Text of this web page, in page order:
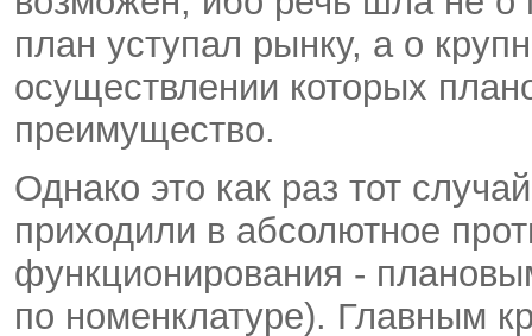
план уступал рынку, а о
осуществлении которых
преимущество.
Однако это как раз тот
приходили в абсолютное
функционирования -
по номенклатуре). Главным